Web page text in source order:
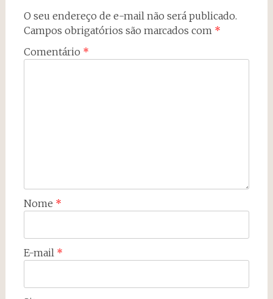
O seu endereço de e-mail não será publicado.
Campos obrigatórios são marcados com *
Comentário *
Nome *
E-mail *